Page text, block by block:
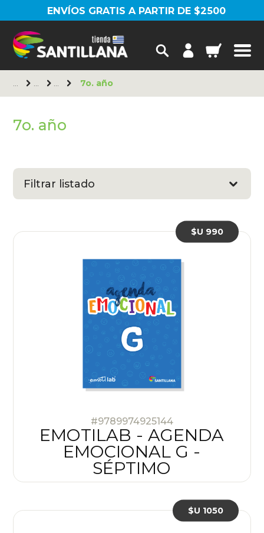
ENVÍOS GRATIS A PARTIR DE $2500
7o. año
7o. año
Filtrar listado
#9789974925144
EMOTILAB - AGENDA
EMOCIONAL G -
SÉPTIMO
$U 990
$U 1050